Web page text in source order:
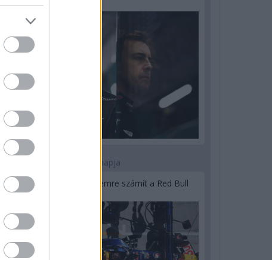
2 napja
Lassuló fejlesztési ütemre számít a Red Bull